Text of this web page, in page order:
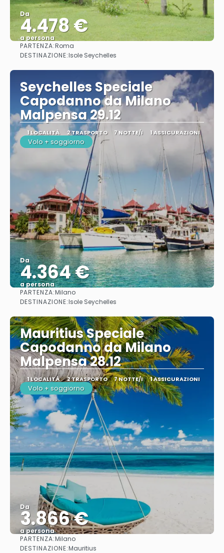
Da
4.478 €
a persona
Vedere
PARTENZA:Roma
DESTINAZIONE:Isole Seychelles
Seychelles Speciale
Capodanno da Milano
Malpensa 29.12
1 LOCALITÀ 2 TRASPORTO 7 NOTTE/I 1 ASSICURAZIONI
Volo + soggiorno
Da
4.364 €
a persona
Vedere
PARTENZA:Milano
DESTINAZIONE:Isole Seychelles
Mauritius Speciale
Capodanno da Milano
Malpensa 28.12
1 LOCALITÀ 2 TRASPORTO 7 NOTTE/I 1 ASSICURAZIONI
Volo + soggiorno
Da
3.866 €
a persona
PARTENZA:Milano
DESTINAZIONE:Mauritius